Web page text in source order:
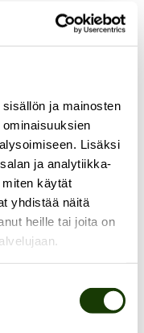
ja mainosten
Lisäksi
ja analytiikka-
käytät
yhdistää näitä
heille tai joita on
en brand.
platsen
talet. Huset
kända
Ida
Kivekäs.
som
villan till
privata
och